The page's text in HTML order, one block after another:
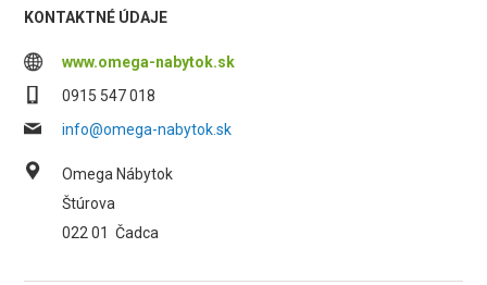
KONTAKTNÉ ÚDAJE
www.omega-nabytok.sk
0915 547 018
info@omega-nabytok.sk
Omega Nábytok
Štúrova
022 01 Čadca